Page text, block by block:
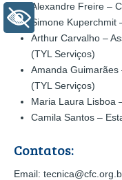
Alexandre Freire –
Simone
Arthur Carvalho –
(TYL Serviços)
Amanda Guimarães
(TYL Serviços)
Maria Laura Lisboa
Camila Santos –
Contatos:
Email:
+ Acessibilidade